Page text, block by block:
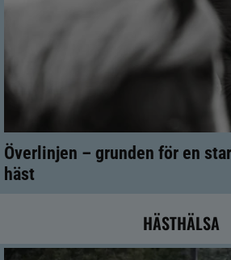
Överlinjen – grunden för en
häst
HÄSTHÄLSA